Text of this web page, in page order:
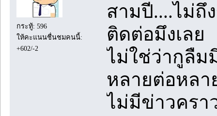
กระทู้: 596
ให้คะแนนชื่นชมคนนี้:
+602/-2
สามปี....ไม่ถึ
ติดต่อมึงเลย
ไม่ใช่ว่ากูลืม
หลายต่อหลา
ไม่มีข่าวครา